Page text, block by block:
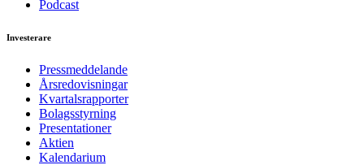
Podcast
Investerare
Pressmeddelande
Årsredovisningar
Kvartalsrapporter
Bolagsstyrning
Presentationer
Aktien
Kalendarium